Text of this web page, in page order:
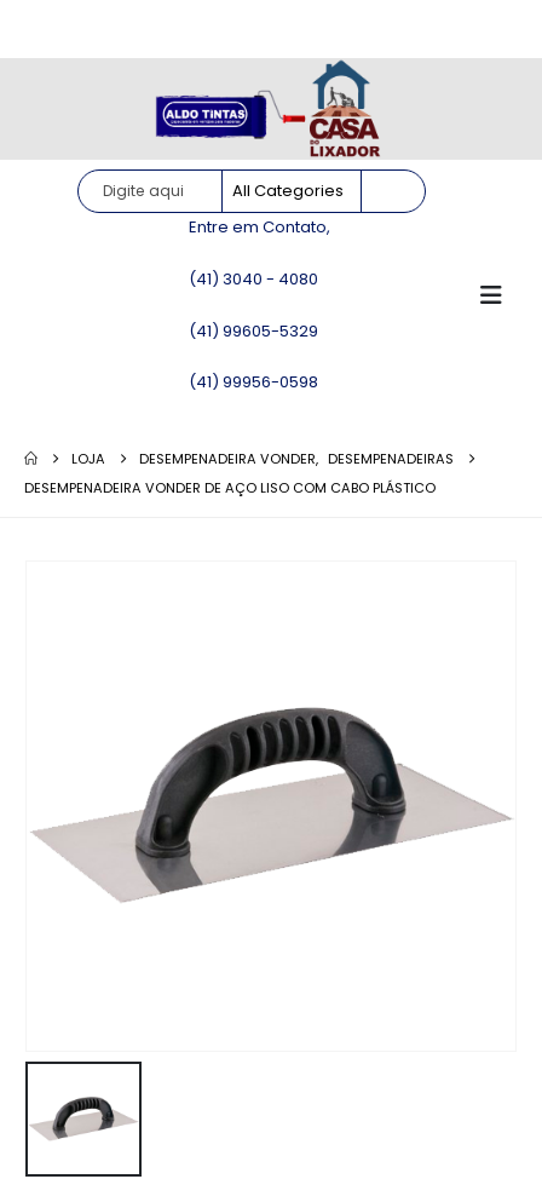
Entre em Contato,
(41) 3040 - 4080
(41) 99605-5329
(41) 99956-0598
LOJA DESEMPENADEIRA VONDER, DESEMPENADEIRAS
DESEMPENADEIRA VONDER DE AÇO LISO COM CABO PLÁSTICO